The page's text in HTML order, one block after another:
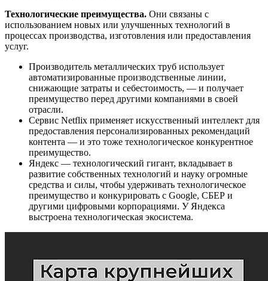
Технологические преимущества. Они связаны с
использованием новых или улучшенных технологий в
процессах производства, изготовления или предоставления
услуг.
Производитель металлических труб использует
автоматизированные производственные линии,
снижающие затраты и себестоимость, — и получает
преимущество перед другими компаниями в своей
отрасли.
Сервис Netflix применяет искусственный интеллект для
предоставления персонализированных рекомендаций
контента — и это тоже технологическое конкурентное
преимущество.
Яндекс — технологический гигант, вкладывает в
развитие собственных технологий и науку огромные
средства и силы, чтобы удерживать технологическое
преимущество и конкурировать с Google, СБЕР и
другими цифровыми корпорациями. У Яндекса
выстроена технологическая экосистема.